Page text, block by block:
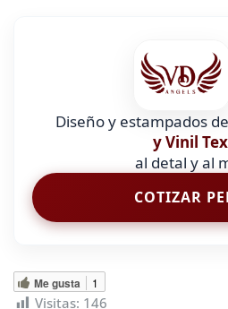
Diseño y estampados
y Vinil
al detal y al
COTIZAR
Me gusta 1
Visitas: 146